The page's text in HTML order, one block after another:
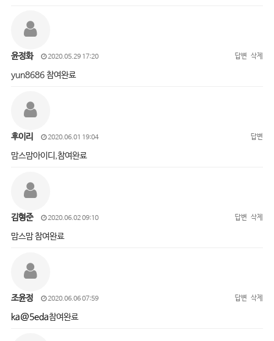
윤정화 2020.05.29 17:20 답변 삭제
yun8686 참여완료
후이리 2020.06.01 19:04 답변
맘스맘아이디,참여완료
김형준 2020.06.02 09:10 답변 삭제
맘스맘 참여완료
조윤정 2020.06.06 07:59 답변 삭제
ka@5eda참여완료